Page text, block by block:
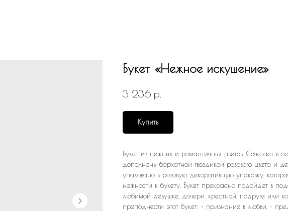
Букет «Нежное искушение»
3 236 р.
Купить
Букет из нежных и романтичных цветов. Сочетает в
дополнены бархатной гвоздикой розового цвета и
упаковано в розовую декоративную упаковку,
нежности к букету. Букет прекрасно подойдет в
любимой девушке, дочери, крестной, подруге или
преподнести этот букет: • признание в любви, •